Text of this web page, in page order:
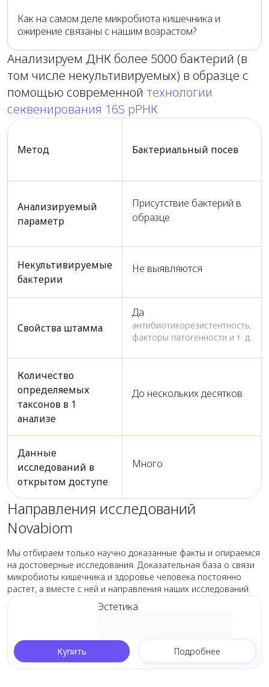
редкие или труднокультивируемые бактерии, и оценивать
общую структуру сообщества микробов кишечника.
Сегодня 16S-секвенирование признано золотым стандартом
исследования микробиоты во всем мире.
Подробнее о методах исследования микробиоты в статье.
конкретного человека «похож» на состав микробиоты людей
с заболеванием.
Наша команда создает модели для оценки рисков
заболеваний.
Искусственный интеллект в медицине сегодня
В Росздравнадзоре (на 17.05.2024) зарегистрировано 24
отечественных медицинских изделия на основе ИИ.
В основном это программы для анализа изображений (КТ,
МРТ, гистологические срезы, маммограммы,
рентгенограммы, флюорограммы) и СППВР.
показателей и образа жизни пациента для предсказания
Как на самом деле микробиота кишечника и
ожирение связаны с нашим возрастом?
Анализируем ДНК более 5000 бактерий (в
том числе некультивируемых) в образце с
помощью современной технологии
секвенирования 16S рРНК
Метод Бактериальный посев
Анализируемый
параметр
Присутствие бактерий в
образце
Некультивируемые
бактерии
Не выявляются
Свойства штамма
Да
антибиотикорезистентность,
факторы патогенности и т. д.
Количество
определяемых
таксонов в 1
анализе
До нескольких десятков
Данные
исследований в
открытом доступе
Много
Направления исследований
Novabiom
Мы отбираем только научно доказанные факты и опираемся
на достоверные исследования. Доказательная база о связи
микробиоты кишечника и здоровье человека постоянно
растет, а вместе с ней и направления наших исследований.
Эстетика
Купить Подробнее